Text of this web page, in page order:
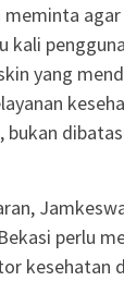
kali
yang
bukan
perlu
kesehatan